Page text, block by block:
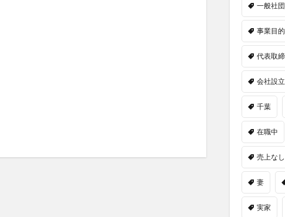
一般社
事業目
代表取
会社設立
千葉
在職中
売上なし
妻
実家